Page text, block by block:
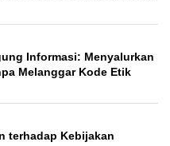
Informasi: Menyalurkan
Melanggar Kode Etik
terhadap Kebijakan